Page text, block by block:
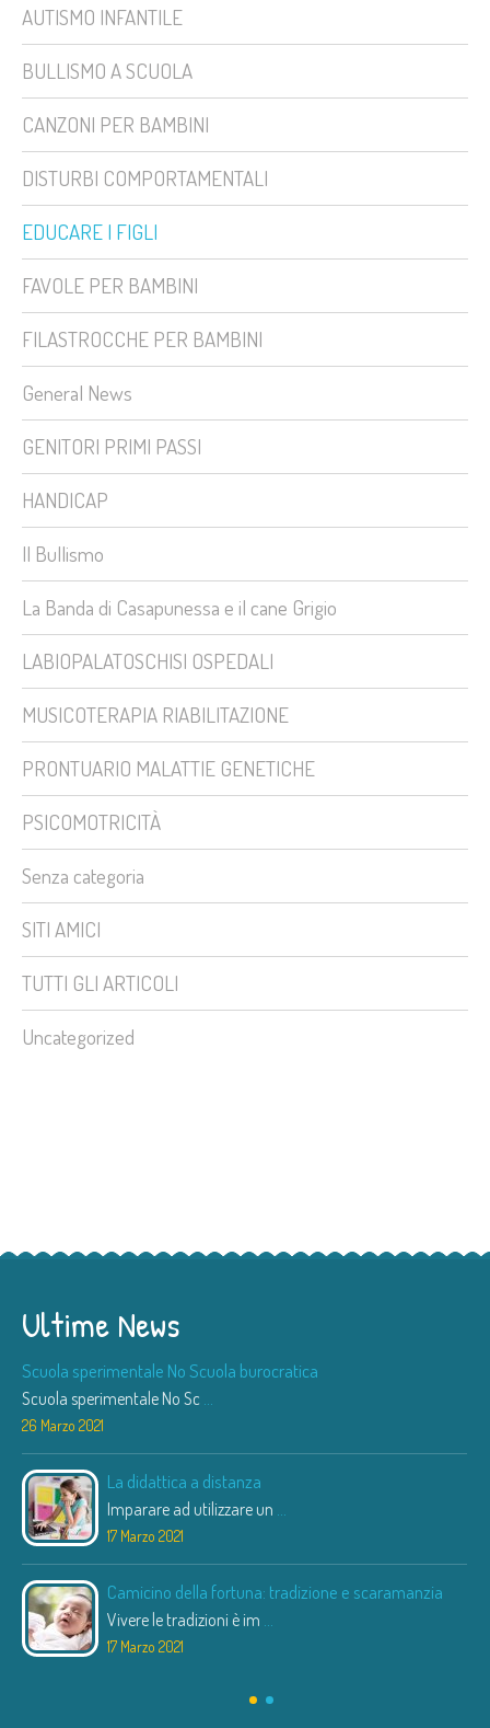
AUTISMO INFANTILE
BULLISMO A SCUOLA
CANZONI PER BAMBINI
DISTURBI COMPORTAMENTALI
EDUCARE I FIGLI
FAVOLE PER BAMBINI
FILASTROCCHE PER BAMBINI
General News
GENITORI PRIMI PASSI
HANDICAP
Il Bullismo
La Banda di Casapunessa e il cane Grigio
LABIOPALATOSCHISI OSPEDALI
MUSICOTERAPIA RIABILITAZIONE
PRONTUARIO MALATTIE GENETICHE
PSICOMOTRICITÀ
Senza categoria
SITI AMICI
TUTTI GLI ARTICOLI
Uncategorized
Ultime News
Scuola sperimentale No Scuola burocratica
Scuola sperimentale No Sc ...
26 Marzo 2021
La didattica a distanza
Imparare ad utilizzare un ...
17 Marzo 2021
Camicino della fortuna: tradizione e scaramanzia
Vivere le tradizioni è im ...
17 Marzo 2021